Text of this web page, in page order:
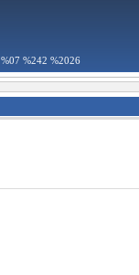
%07 %242 %2026